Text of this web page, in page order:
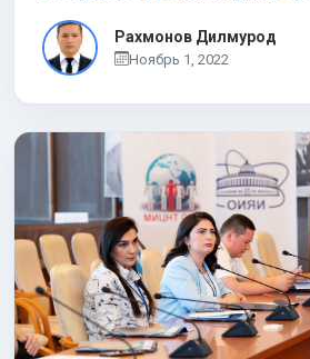
Рахмонов Дилмурод
Ноябрь 1, 2022